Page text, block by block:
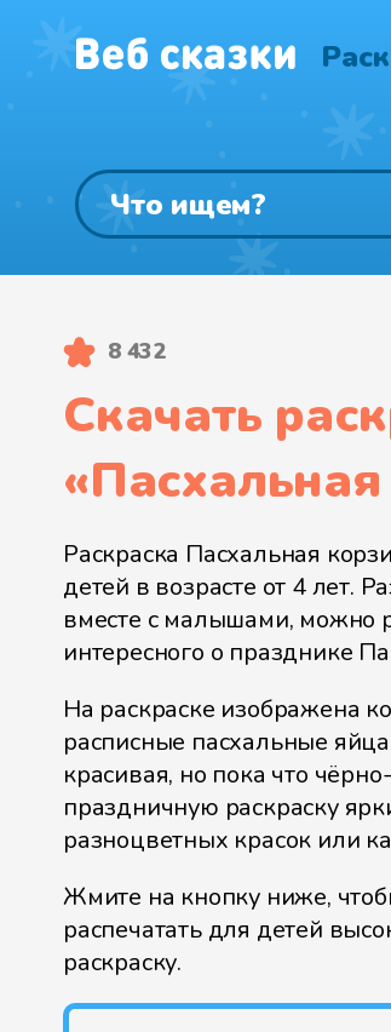
8 432
Скачать
«
Раскраска Пасхальная
детей в возрасте от 4 лет.
вместе с малышами, можно
интересного о празднике
На раскраске изображена
расписные пасхальные
красивая, но пока что
праздничную раскраску
разноцветных красок или
Жмите на кнопку ниже,
распечатать для детей
раскраску.